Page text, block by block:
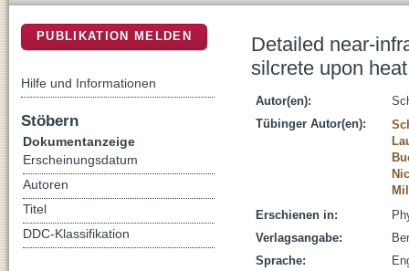
Detailed near-
silcrete upon
Autor(en):
Tübinger Autor(en):
Erschienen in:
Verlagsangabe:
Sprache:
PUBLIKATION MELDEN
Hilfe und Informationen
Stöbern
Dokumentanzeige
Erscheinungsdatum
Autoren
Titel
DDC-Klassifikation